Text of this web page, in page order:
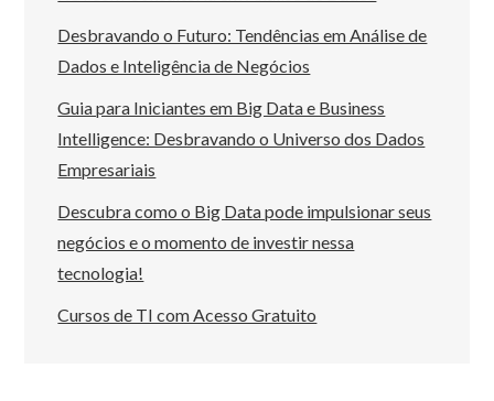
Desbravando o Futuro: Tendências em Análise de
Dados e Inteligência de Negócios
Guia para Iniciantes em Big Data e Business
Intelligence: Desbravando o Universo dos Dados
Empresariais
Descubra como o Big Data pode impulsionar seus
negócios e o momento de investir nessa
tecnologia!
Cursos de TI com Acesso Gratuito